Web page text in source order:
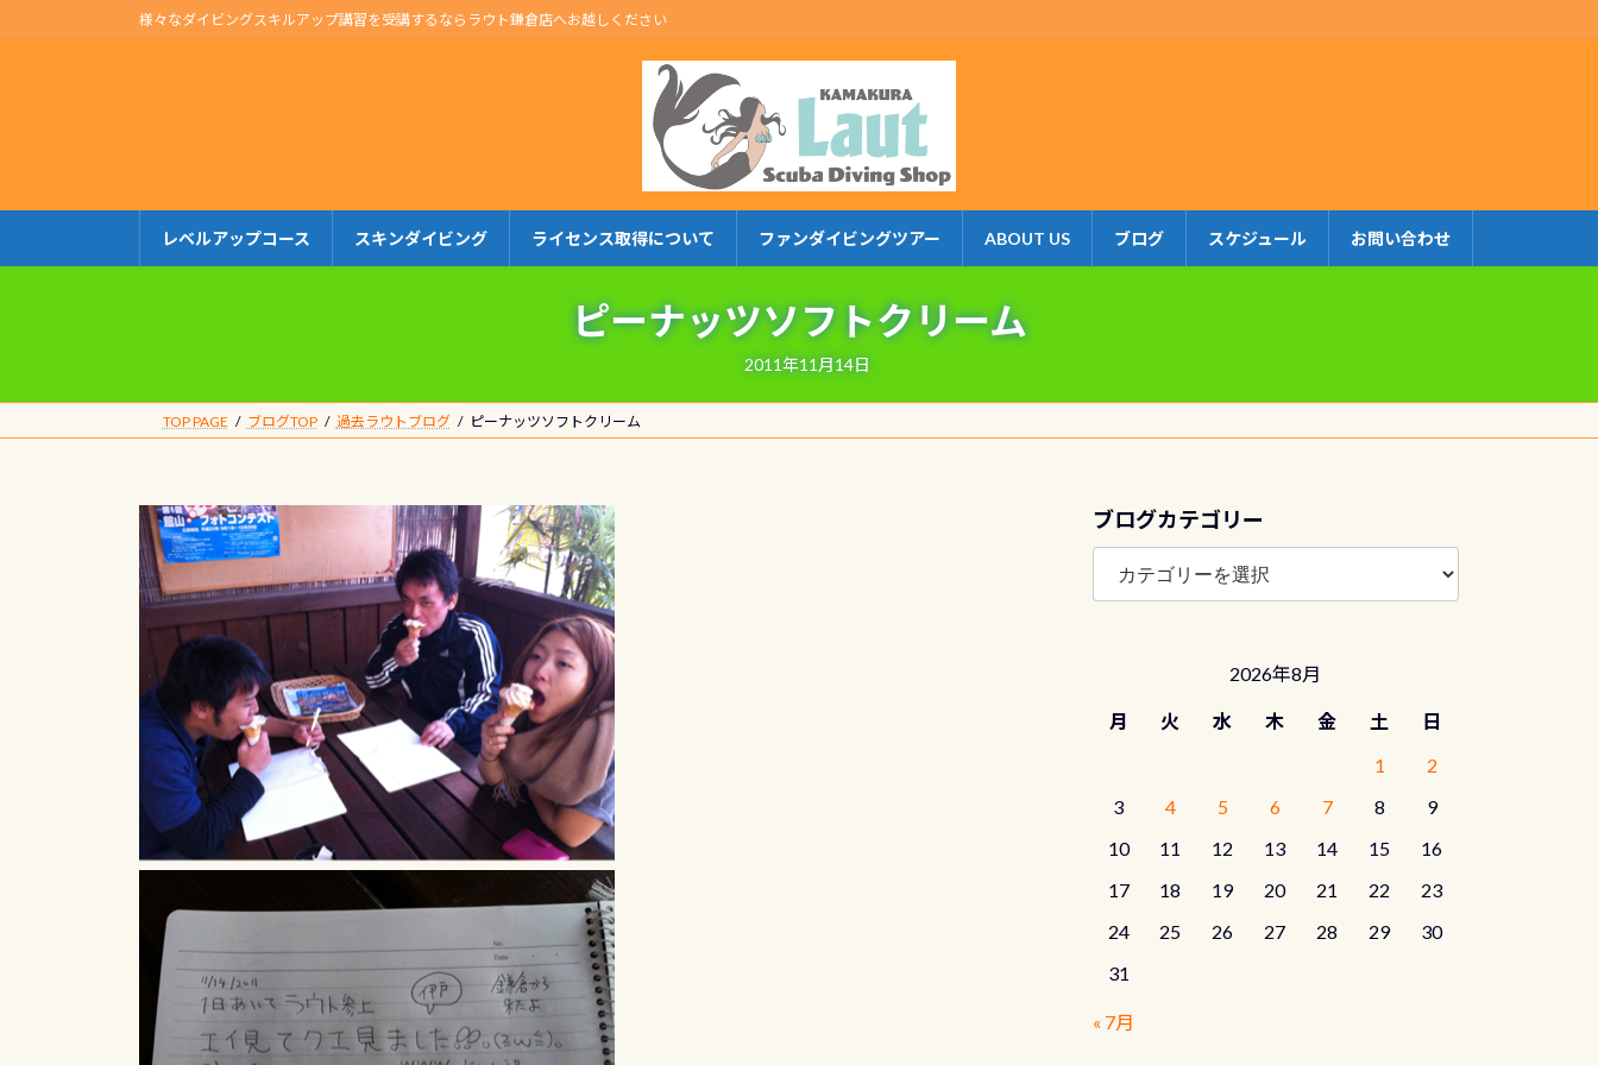
ン
キ
プ
ビ
に
動
様々なダイビングスキルアップ講習を受講するならラウト鎌倉店へお越しください
レベルアップコース スキンダイビング ライセンス取得について ファンダイビングツアー ABOUT US ブログ スケジュール お問い合わせ
ピーナッツソフトクリーム
2011年11月14日
TOP PAGE ブログTOP 過去ラウトブログ ピーナッツソフトクリーム
ブログカテゴリー
ブ
グ
2026年8月
月 火 水 木 金 土
日
1
2
3
4 5 6 7 8
9
10
11 12 13 14 15
16
17
18 19 20 21 22
23
24
25 26 27 28 29
30
31
« 7月